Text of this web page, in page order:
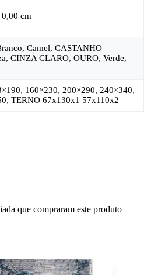
cm
Camel, CASTANHO
CINZA CLARO, OURO, Verde,
160×230, 200×290, 240×340,
TERNO 67x130x1 57x110x2
que compraram este produto